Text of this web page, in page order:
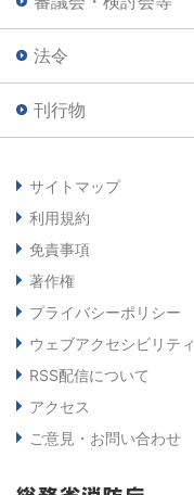
法令
刊行物
サイトマップ
利用規約
免責事項
著作権
プライバシーポリシー
ウェブアクセシビリティ
RSS配信について
アクセス
ご意見・お問い合わせ